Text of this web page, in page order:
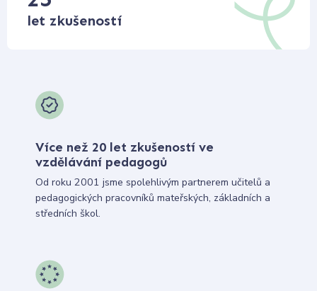
let zkušeností
Více než 20 let zkušeností ve
vzdělávání pedagogů
Od roku 2001 jsme spolehlivým partnerem učitelů a
pedagogických pracovníků mateřských, základních a
středních škol.